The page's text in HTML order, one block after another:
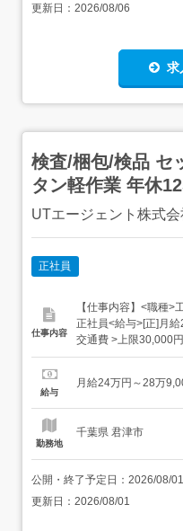
更新日： 2026/08/06
求
検査/梱包/検品 セ
タン軽作業 年休
UTエージェント株式会
正社員
仕事内容
【仕事内容】<職種>
正社員<給与>[正]月
交通費 >上限30,000
など >残業手当:全額
「選べる」!働いた分
給与
月給24万円～28万
勤務地
千葉県 君津市
公開・終了予定日： 2026/08/01
更新日： 2026/08/01